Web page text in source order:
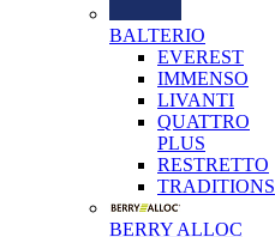
BALTERIO
EVEREST
IMMENSO
LIVANTI
QUATTRO
PLUS
RESTRETTO
TRADITIONS
BERRY ALLOC